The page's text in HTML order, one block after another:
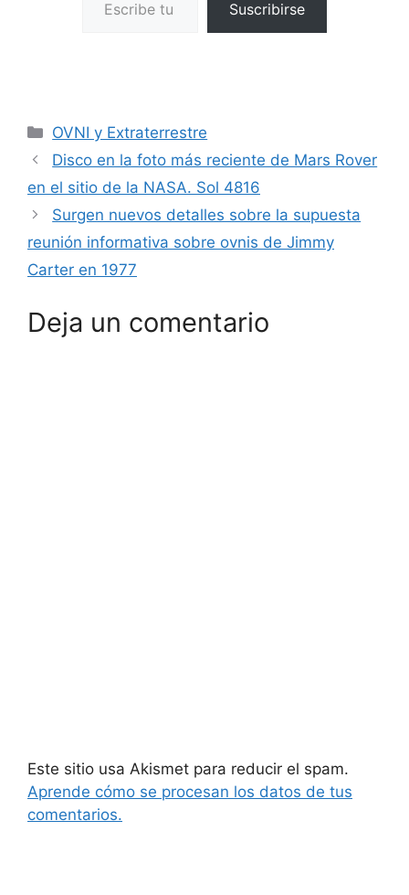
Suscribirse
Categorías
OVNI y Extraterrestre
Disco en la foto más reciente de Mars Rover
en el sitio de la NASA. Sol 4816
Surgen nuevos detalles sobre la supuesta
reunión informativa sobre ovnis de Jimmy
Carter en 1977
Deja un comentario
Este sitio usa Akismet para reducir el spam.
Aprende cómo se procesan los datos de tus
comentarios.